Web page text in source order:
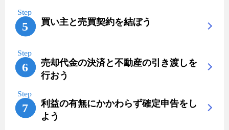
買い主と売買契約を結ぼう
売却代金の決済と不動産の引き渡しを
行おう
利益の有無にかかわらず確定申告をし
よう